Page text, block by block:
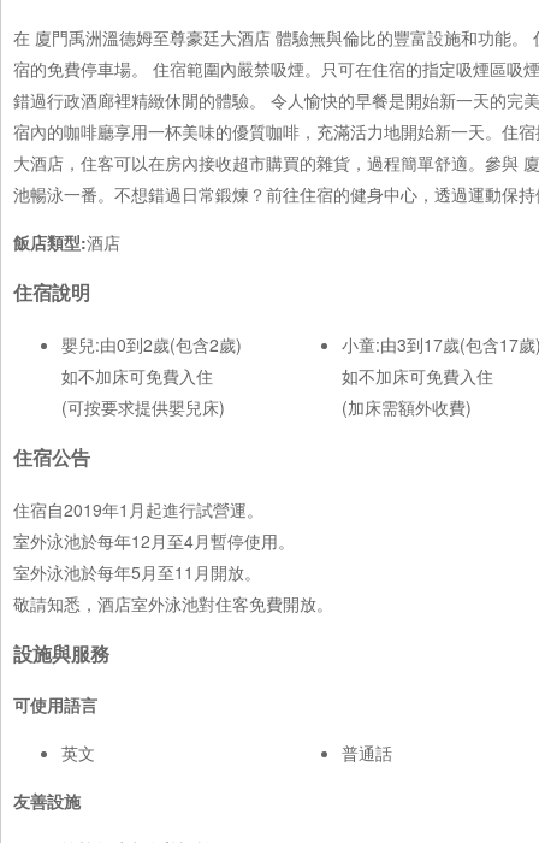
在 廈門禹洲溫德姆至尊豪廷大酒店 體驗無與倫比的豐富設施和功能
宿的免費停車場。 住宿範圍內嚴禁吸煙。只可在住宿的指定吸煙區
錯過行政酒廊裡精緻休閒的體驗。 令人愉快的早餐是開始新一天的
宿內的咖啡廳享用一杯美味的優質咖啡，充滿活力地開始新一天。住
大酒店，住客可以在房內接收超市購買的雜貨，過程簡單舒適。參與
池暢泳一番。不想錯過日常鍛煉？前往住宿的健身中心，透過運動保
飯店類型:酒店
住宿說明
嬰兒:由0到2歲(包含2歲)
如不加床可免費入住
(可按要求提供嬰兒床)
小童:由3到17歲(包含17
如不加床可免費入住
(加床需額外收費)
住宿公告
住宿自2019年1月起進行試營運。
室外泳池於每年12月至4月暫停使用。
室外泳池於每年5月至11月開放。
敬請知悉，酒店室外泳池對住客免費開放。
設施與服務
可使用語言
英文
普通話
友善設施